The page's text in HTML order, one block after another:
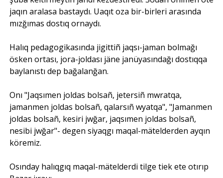
jaqın aralasa bastaydı. Uaqıt oza bir-birleri arasında
mızğımas dostıq ornaydı.
Halıq pedagogikasında jigittiñ jaqsı-jaman bolmağı
ösken ortası, jora-joldası jäne janüyasındağı dostıqqa
baylanıstı dep bağalanğan.
Onı "Jaqsımen joldas bolsañ, jetersiñ mwratqa,
jamanmen joldas bolsañ, qalarsıñ wyatqa", "Jamanmen
joldas bolsañ, kesiri jwğar, jaqsımen joldas bolsañ,
nesibi jwğar"- degen siyaqgı maqal-mätelderden ayqın
köremiz.
Osınday halıqgıq maqal-mätelderdi tilge tiek ete otırıp